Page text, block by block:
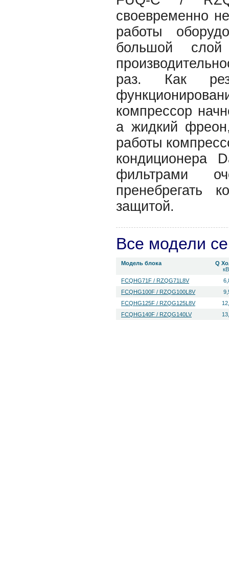
своевременно
работы
большой
раз. Как
компрессор
а жидкий
работы
кондиционера
фильтрами
пренебрегать
защитой.
Все модели
Модель блока
Q
FCQHG71F / RZQG71L8V
FCQHG100F / RZQG100L8V
FCQHG125F / RZQG125L8V
FCQHG140F / RZQG140LV